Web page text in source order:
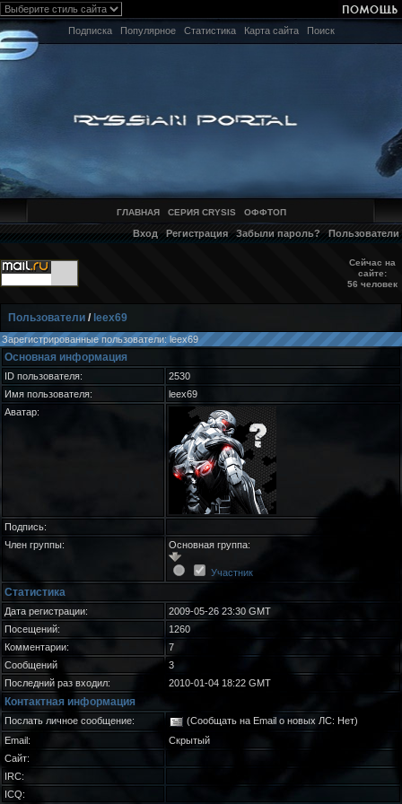
Подписка Популярное Статистика Карта сайта Поиск
ГЛАВНАЯ СЕРИЯ CRYSIS ОФФТОП
Вход Регистрация Забыли пароль? Пользователи
Сейчас на
сайте:
56 человек
Пользователи / leex69
Зарегистрированные пользователи: leex69
Основная информация
ID пользователя:
2530
Имя пользователя:
leex69
Аватар:
Подпись:
Член группы:
Основная группа:
Участник
Статистика
Дата регистрации:
2009-05-26 23:30 GMT
Посещений:
1260
Комментарии:
7
Сообщений
3
Последний раз входил:
2010-01-04 18:22 GMT
Контактная информация
Послать личное сообщение:
(Сообщать на Email о новых ЛС: Нет)
Email:
Скрытый
Сайт:
IRC:
ICQ: